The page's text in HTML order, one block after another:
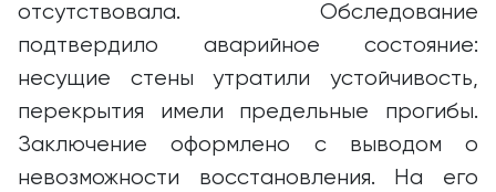
отсутствовала. Обследование
подтвердило аварийное состояние:
несущие стены утратили устойчивость,
перекрытия имели предельные прогибы.
Заключение оформлено с выводом о
невозможности восстановления. На его